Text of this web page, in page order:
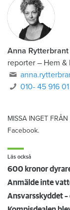
Anna Rytterbrant
reporter – Hem &
010- 45 916 01
MISSA INGET
Facebook.
Läs också
600 kronor
Ansvarsskyddet